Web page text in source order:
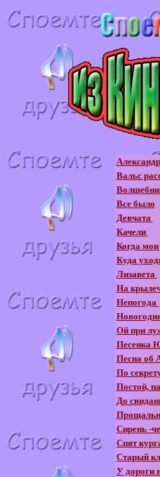
Вальс
Все было
Девчата
Качели
Когда
Куда
Лизавета
На
Непогода
Ой при
Песенка
Песна об
По
Постой,
До
Сирень -
Спят
Старый
У дороги